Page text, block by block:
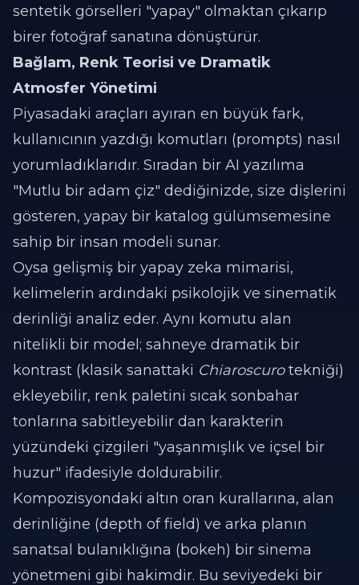
sentetik görselleri "yapay" olmaktan çıkarıp
birer fotoğraf sanatına dönüştürür.
Bağlam, Renk Teorisi ve Dramatik
Atmosfer Yönetimi
Piyasadaki araçları ayıran en büyük fark,
kullanıcının yazdığı komutları (prompts) nasıl
yorumladıklarıdır. Sıradan bir AI yazılıma
"Mutlu bir adam çiz" dediğinizde, size dişlerini
gösteren, yapay bir katalog gülümsemesine
sahip bir insan modeli sunar.
Oysa gelişmiş bir yapay zeka mimarisi,
kelimelerin ardındaki psikolojik ve sinematik
derinliği analiz eder. Aynı komutu alan
nitelikli bir model; sahneye dramatik bir
kontrast (klasik sanattaki Chiaroscurotekniği)
ekleyebilir, renk paletini sıcak sonbahar
tonlarına sabitleyebilir dan karakterin
yüzündeki çizgileri "yaşanmışlık ve içsel bir
huzur" ifadesiyle doldurabilir.
Kompozisyondaki altın oran kurallarına, alan
derinliğine (depth of field) ve arka planın
sanatsal bulanıklığına (bokeh) bir sinema
yönetmeni gibi hakimdir. Bu seviyedeki bir